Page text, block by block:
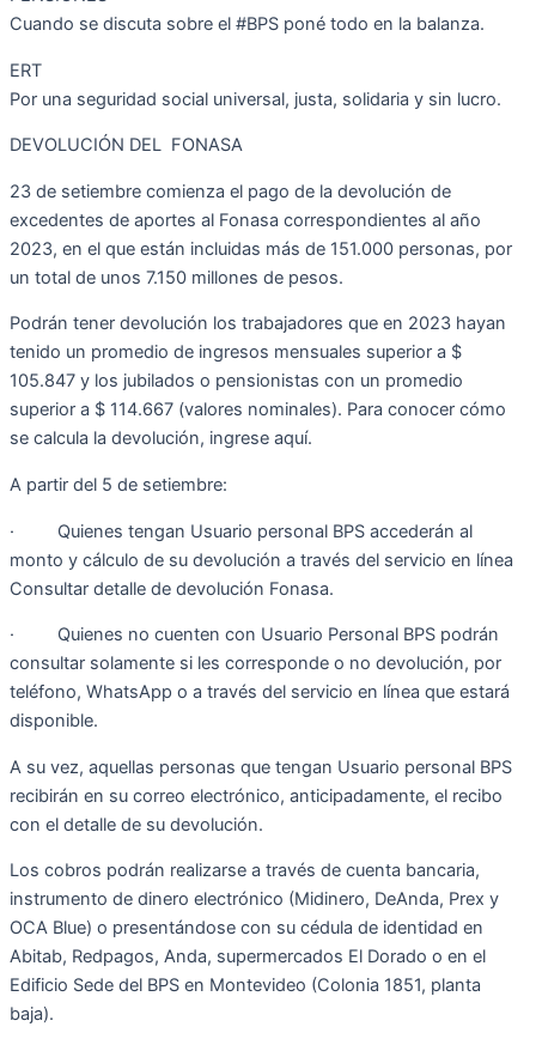
Cuando se discuta sobre el #BPS poné todo en la balanza.
ERT
Por una seguridad social universal, justa, solidaria y sin lucro.
DEVOLUCIÓN DEL FONASA
23 de setiembre comienza el pago de la devolución de
excedentes de aportes al Fonasa correspondientes al año
2023, en el que están incluidas más de 151.000 personas, por
un total de unos 7.150 millones de pesos.
Podrán tener devolución los trabajadores que en 2023 hayan
tenido un promedio de ingresos mensuales superior a $
105.847 y los jubilados o pensionistas con un promedio
superior a $ 114.667 (valores nominales). Para conocer cómo
se calcula la devolución, ingrese aquí.
A partir del 5 de setiembre:
· Quienes tengan Usuario personal BPS accederán al
monto y cálculo de su devolución a través del servicio en línea
Consultar detalle de devolución Fonasa.
· Quienes no cuenten con Usuario Personal BPS podrán
consultar solamente si les corresponde o no devolución, por
teléfono, WhatsApp o a través del servicio en línea que estará
disponible.
A su vez, aquellas personas que tengan Usuario personal BPS
recibirán en su correo electrónico, anticipadamente, el recibo
con el detalle de su devolución.
Los cobros podrán realizarse a través de cuenta bancaria,
instrumento de dinero electrónico (Midinero, DeAnda, Prex y
OCA Blue) o presentándose con su cédula de identidad en
Abitab, Redpagos, Anda, supermercados El Dorado o en el
Edificio Sede del BPS en Montevideo (Colonia 1851, planta
baja).